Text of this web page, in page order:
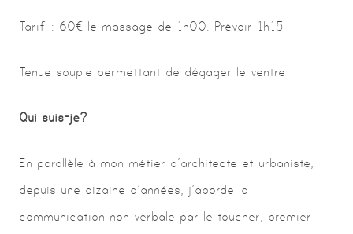
Tarif : 60€ le massage de 1h00. Prévoir 1h15
Tenue souple permettant de dégager le ventre
Qui suis-je?
En parallèle à mon métier d’architecte et urbaniste,
depuis une dizaine d’années, j’aborde la
communication non verbale par le toucher, premier